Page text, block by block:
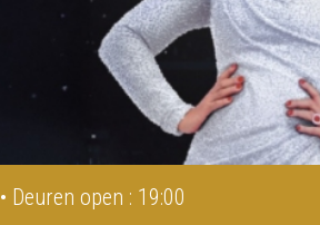
• Deuren open : 19:00